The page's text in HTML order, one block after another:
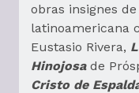
obras insignes
latinoamericana
Eustasio Rivera,
Hinojosa de
Cristo de